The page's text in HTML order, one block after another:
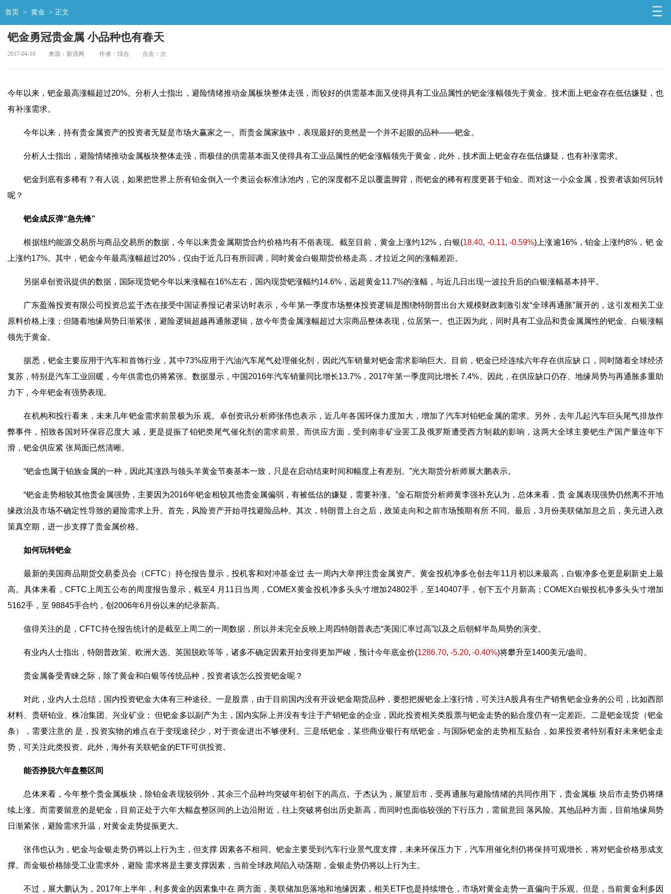
首页 > 黄金 > 正文
钯金勇冠贵金属 小品种也有春天
2017-04-18 来源：新浪网 作者：综合 点击： 次
今年以来，钯金最高涨幅超过20%。分析人士指出，避险情绪推动金属板块整体走强，而较好的供需基本面又使得具有工业品属性的钯金涨幅领先于黄金。技术面上钯金存在低估嫌疑，也
有补涨需求。
今年以来，持有贵金属资产的投资者无疑是市场大赢家之一。而贵金属家族中，表现最好的竟然是一个并不起眼的品种——钯金。
分析人士指出，避险情绪推动金属板块整体走强，而极佳的供需基本面又使得具有工业品属性的钯金涨幅领先于黄金，此外，技术面上钯金存在低估嫌疑，也有补涨需求。
钯金到底有多稀有？有人说，如果把世界上所有铂金倒入一个奥运会标准泳池内，它的深度都不足以覆盖脚背，而钯金的稀有程度更甚于铂金。而对这一小众金属，投资者该如何玩转
呢？
钯金成反弹“急先锋”
根据纽约能源交易所与商品交易所的数据，今年以来贵金属期货合约价格均有不俗表现。截至目前，黄金上涨约12%， 白银(18.40, -0.11, -0.59%)上涨逾16%，铂金上涨约8%，钯 金
上涨约17%。其中，钯金今年最高涨幅超过20%，仅由于近几日有所回调，同时黄金白银期货价格走高，才拉近之间的涨幅差距。
另据卓创资讯提供的数据，国际现货钯今年以来涨幅在16%左右，国内现货钯涨幅约14.6%，远超黄金11.7%的涨幅，与近几日出现一波拉升后的白银涨幅基本持平。
广东盈瀚投资有限公司投资总监于杰在接受中国证券报记者采访时表示，今年第一季度市场整体投资逻辑是围绕特朗普出台大规模财政刺激引发“全球再通胀”展开的，这引发相关工业
原料价格上涨；但随着地缘局势日渐紧张，避险逻辑超越再通胀逻辑，故今年贵金属涨幅超过大宗商品整体表现，位居第一。也正因为此，同时具有工业品和贵金属属性的钯金、白银涨幅
领先于黄金。
据悉，钯金主要应用于汽车和首饰行业，其中73%应用于汽油汽车尾气处理催化剂，因此汽车销量对钯金需求影响巨大。目前，钯金已经连续六年存在供应缺 口，同时随着全球经济
复苏，特别是汽车工业回暖，今年供需也仍将紧张。数据显示，中国2016年汽车销量同比增长13.7%，2017年第一季度同比增长 7.4%。因此，在供应缺口仍存、地缘局势与再通胀多重助
力下，今年钯金有强势表现。
在机构和投行看来，未来几年钯金需求前景极为乐 观。卓创资讯分析师张伟也表示，近几年各国环保力度加大，增加了汽车对铂钯金属的需求。另外，去年几起汽车巨头尾气排放作
弊事件，招致各国对环保容忍度大 减，更是提振了铂钯类尾气催化剂的需求前景。而供应方面，受到南非矿业罢工及俄罗斯遭受西方制裁的影响，这两大全球主要钯生产国产量连年下
滑，钯金供应紧 张局面已然清晰。
“钯金也属于铂族金属的一种，因此其涨跌与领头羊黄金节奏基本一致，只是在启动结束时间和幅度上有差别。”光大期货分析师展大鹏表示。
“钯金走势相较其他贵金属强势，主要因为2016年钯金相较其他贵金属偏弱，有被低估的嫌疑，需要补涨。”金石期货分析师黄李强补充认为，总体来看，贵 金属表现强势仍然离不开地
缘政治及市场不确定性导致的避险需求上升。首先，风险资产开始寻找避险品种。其次，特朗普上台之后，政策走向和之前市场预期有所 不同。最后，3月份美联储加息之后，美元进入政
策真空期，进一步支撑了贵金属价格。
如何玩转钯金
最新的美国商品期货交易委员会（CFTC）持仓报告显示，投机客和对冲基金过 去一周内大举押注贵金属资产。黄金投机净多仓创去年11月初以来最高，白银净多仓更是刷新史上最
高。具体来看，CFTC上周五公布的周度报告显示，截至4 月11日当周，COMEX黄金投机净多头头寸增加24802手，至140407手，创下五个月新高；COMEX白银投机净多头头寸增加
5162手，至 98845手合约，创2006年6月份以来的纪录新高。
值得关注的是，CFTC持仓报告统计的是截至上周二的一周数据，所以并未完全反映上周四特朗普表态“美国汇率过高”以及之后朝鲜半岛局势的演变。
有业内人士指出，特朗普政策、欧洲大选、英国脱欧等等，诸多不确定因素开始变得更加严峻，预计今年底金价(1286.70, -5.20, -0.40%)将攀升至1400美元/盎司。
贵金属备受青睐之际，除了黄金和白银等传统品种，投资者该怎么投资钯金呢？
对此，业内人士总结，国内投资钯金大体有三种途径。一是股票，由于目前国内没有开设钯金期货品种，要想把握钯金上涨行情，可关注A股具有生产销售钯金业务的公司，比如西部
材料、贵研铂业、株冶集团、兴业矿业； 但钯金多以副产为主，国内实际上并没有专注于产销钯金的企业，因此投资相关类股票与钯金走势的贴合度仍有一定差距。二是钯金现货（钯金
条），需要注意的 是，投资实物的难点在于变现途径少，对于资金进出不够便利。三是纸钯金，某些商业银行有纸钯金，与国际钯金的走势相互贴合，如果投资者特别看好未来钯金走
势，可关注此类投资。此外，海外有关联钯金的ETF可供投资。
能否挣脱六年盘整区间
总体来看，今年整个贵金属板块，除铂金表现较弱外，其余三个品种均突破年初创下的高点。于杰认为，展望后市，受再通胀与避险情绪的共同作用下，贵金属板 块后市走势仍将继
续上涨。而需要留意的是钯金，目前正处于六年大幅盘整区间的上边沿附近，往上突破将创出历史新高，而同时也面临较强的下行压力，需留意回 落风险。其他品种方面，目前地缘局势
日渐紧张，避险需求升温，对黄金走势提振更大。
张伟也认为，钯金与金银走势仍将以上行为主，但支撑 因素各不相同。钯金主要受到汽车行业景气度支撑，未来环保压力下，汽车用催化剂仍将保持可观增长，将对钯金价格形成支
撑。而金银价格除受工业需求外，避险 需求将是主要支撑因素，当前全球政局陷入动荡期，金银走势仍将以上行为主。
不过，展大鹏认为，2017年上半年，利多黄金的因素集中在 两方面，美联储加息落地和地缘因素，相关ETF也是持续增仓，市场对黄金走势一直偏向于乐观。但是，当前黄金利多因